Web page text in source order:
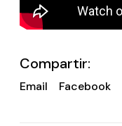
Compartir:
Email Facebook